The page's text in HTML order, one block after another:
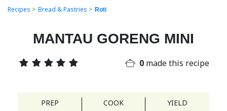
Recipes > Bread & Pastries > Roti
MANTAU GORENG MINI
0 made this recipe
PREP COOK YIELD